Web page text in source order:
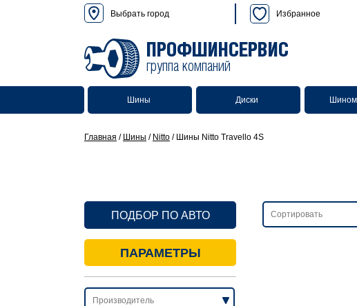
Выбрать город Избранное
ПРОФШИНСЕРВИС
группа компаний
Шины Диски
Главная / Шины / Nitto / Шины Nitto Travello 4S
ПОДБОР ПО АВТО
ПАРАМЕТРЫ